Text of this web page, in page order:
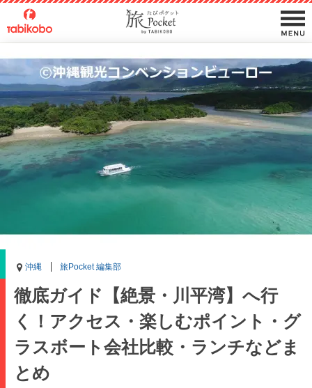
沖縄 旅Pocket 編集部
徹底ガイド【絶景・川平湾】へ行
く！アクセス・楽しむポイント・グ
ラスボート会社比較・ランチなどま
とめ